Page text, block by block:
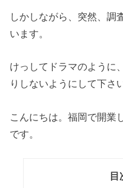
しかしながら、突然、調
います。
けっしてドラマのように
りしないようにして下さ
こんにちは。福岡で開業
です。
目